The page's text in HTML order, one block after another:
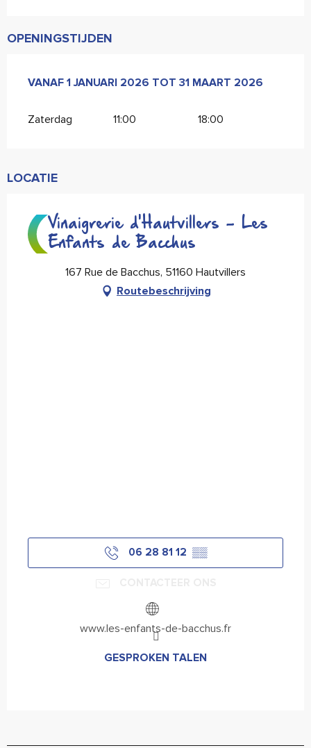
OPENINGSTIJDEN
VANAF 1 JANUARI 2026 TOT 31 MAART 2026
VANAF 1 JANUARI 2026 TOT 31 MAART 2026
Zaterdag 11:00 18:00
LOCATIE
Vinaigrerie d'Hautvillers - Les
Enfants de Bacchus
167 Rue de Bacchus, 51160 Hautvillers
Routebeschrijving
06 28 81 12 ▒▒
www.les-enfants-de-bacchus.fr
GESPROKEN TALENGESPROKEN TALEN